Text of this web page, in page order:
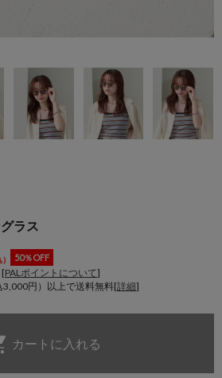
ラス
50％OFF
PALポイントについて]
円）以上で送料無料[詳細]